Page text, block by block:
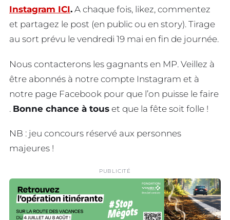
Instagram ICI. A chaque fois, likez, commentez
et partagez le post (en public ou en story). Tirage
au sort prévu le vendredi 19 mai en fin de journée.
Nous contacterons les gagnants en MP. Veillez à
être abonnés à notre compte Instagram et à
notre page Facebook pour que l’on puisse le faire
. Bonne chance à tous et que la fête soit folle !
NB : jeu concours réservé aux personnes
majeures !
PUBLICITÉ